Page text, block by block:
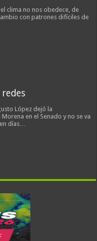
clima no nos obedece, de
con patrones difíciles de
López dejó la
en el Senado y no se va
días…